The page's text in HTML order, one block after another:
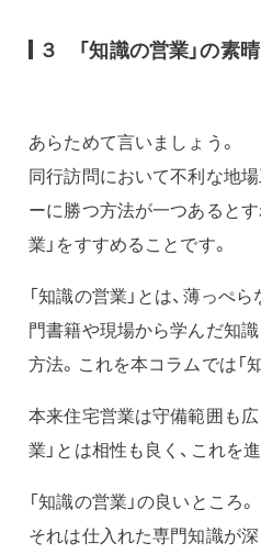
３ 「知識の営業」の素晴
あらためて言いましょう。
同行訪問において不利な地
ーに勝つ方法が一つあるとす
業」をすすめることです。
「知識の営業」とは、薄っぺ
門書籍や現場から学んだ知
方法。これを本コラムでは「
本来住宅営業は守備範囲も広
業」とは相性も良く、これを
「知識の営業」の良いところ。
それは仕入れた専門知識が